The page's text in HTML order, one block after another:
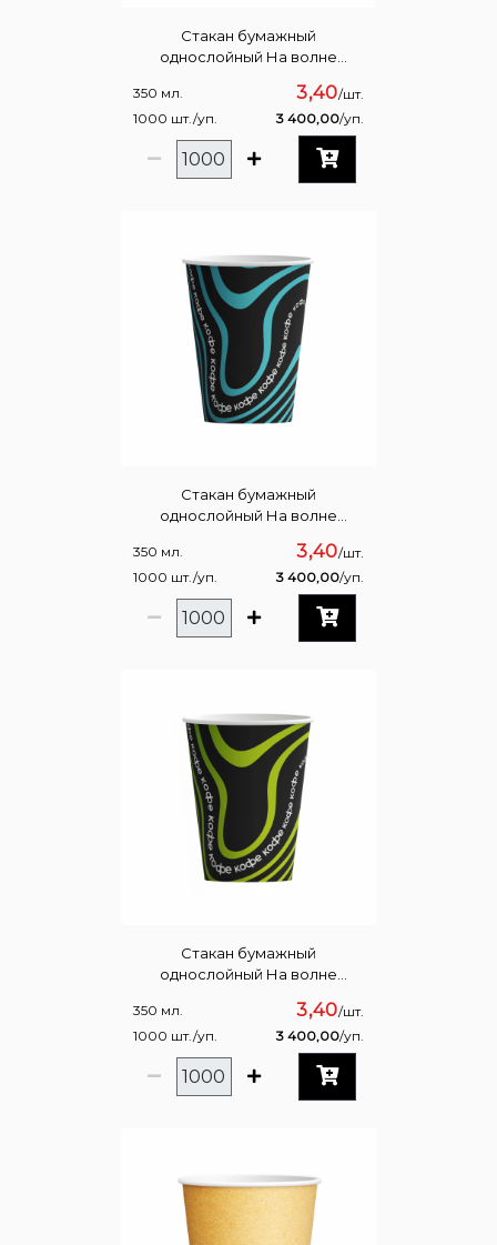
Стакан бумажный
однослойный На волне
350 мл. 3,40/шт.
1000 шт./уп.
3 400,00/уп.
Стакан бумажный
однослойный На волне
350 мл. 3,40/шт.
1000 шт./уп.
3 400,00/уп.
Стакан бумажный
однослойный На волне
350 мл. 3,40/шт.
1000 шт./уп.
3 400,00/уп.